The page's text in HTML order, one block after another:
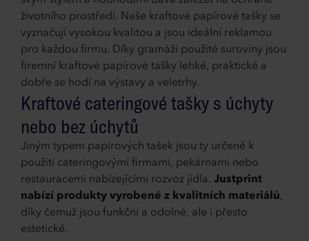
životního prostředí. Naše kraftové papírové tašky se
vyznačují vysokou kvalitou a jsou ideální reklamou
pro každou firmu. Díky gramáži použité suroviny jsou
firemní kraftové papírové tašky lehké, praktické a
dobře se hodí na výstavy a veletrhy.
Kraftové cateringové tašky s úchyty
nebo bez úchytů
Jiným typem papírových tašek jsou ty určené k
použití cateringovými firmami, pekárnami nebo
restauracemi nabízejícími rozvoz jídla. Justprint
nabízí produkty vyrobené z kvalitních materiálů,
díky čemuž jsou funkční a odolné, ale i přesto
estetické.